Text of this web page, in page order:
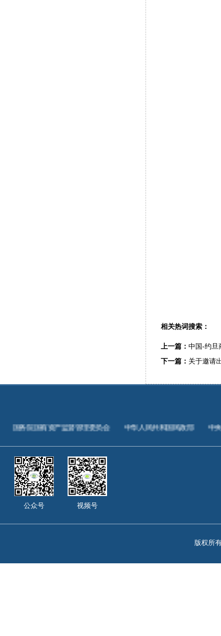
相关热词搜索：
上一篇： 中国-约旦
下一篇： 关于邀请
中华人民共和国民政部 中央和国家机关工委 国家外汇管理
公众号 视频号
版权所